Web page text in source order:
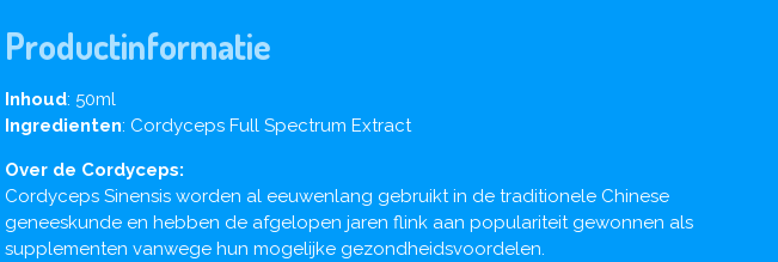
Productinformatie
Inhoud: 50ml
Ingredienten: Cordyceps Full Spectrum Extract
Over de Cordyceps:
Cordyceps Sinensis worden al eeuwenlang gebruikt in de traditionele Chinese
geneeskunde en hebben de afgelopen jaren flink aan populariteit gewonnen als
supplementen vanwege hun mogelijke gezondheidsvoordelen.